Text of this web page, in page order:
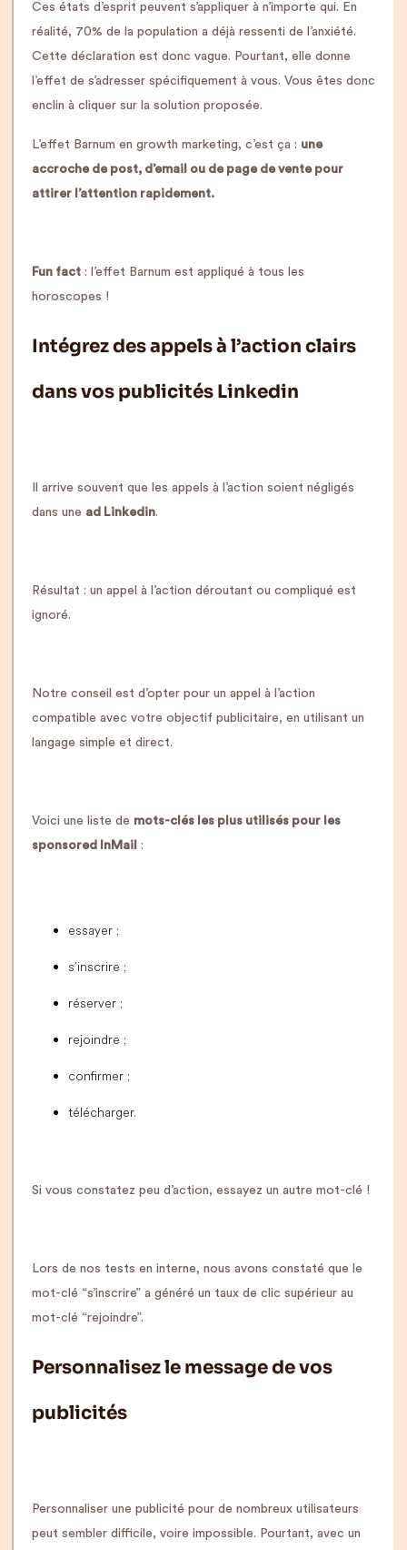
Ces états d’esprit peuvent s’appliquer à n’importe qui. En
réalité, 70% de la population a déjà ressenti de l’anxiété.
Cette déclaration est donc vague. Pourtant, elle donne
l’effet de s’adresser spécifiquement à vous. Vous êtes donc
enclin à cliquer sur la solution proposée.
L’effet Barnum en growth marketing, c’est ça : une
accroche de post, d’email ou de page de vente pour
attirer l’attention rapidement.
Fun fact : l’effet Barnum est appliqué à tous les
horoscopes !
Intégrez des appels à l’action clairs
dans vos publicités Linkedin
Il arrive souvent que les appels à l’action soient négligés
dans une ad Linkedin.
Résultat : un appel à l’action déroutant ou compliqué est
ignoré.
Notre conseil est d’opter pour un appel à l’action
compatible avec votre objectif publicitaire, en utilisant un
langage simple et direct.
Voici une liste de mots-clés les plus utilisés pour les
sponsored InMail
:
essayer ;
s’inscrire ;
réserver ;
rejoindre ;
confirmer ;
télécharger.
Si vous constatez peu d’action, essayez un autre mot-clé !
Lors de nos tests en interne, nous avons constaté que le
mot-clé “s’inscrire” a généré un taux de clic supérieur au
mot-clé “rejoindre”.
Personnalisez le message de vos
publicités
Personnaliser une publicité pour de nombreux utilisateurs
peut sembler difficile, voire impossible. Pourtant, avec un